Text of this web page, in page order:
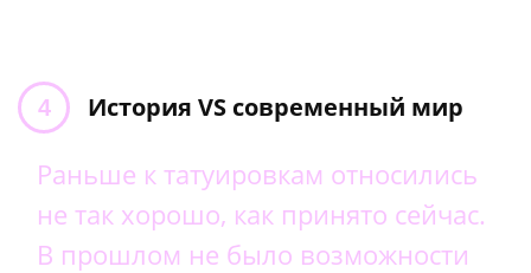
История VS современный мир
Раньше к татуировкам относились
не так хорошо, как принято сейчас.
В прошлом не было возможности